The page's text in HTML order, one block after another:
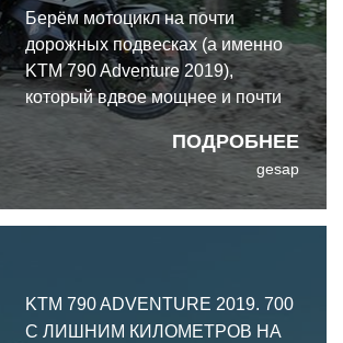
ПОДРОБНЕЕ
Берём мотоцикл на почти
дорожных подвесках (а именно
KTM 790 Adventure 2019),
который вдвое мощнее и почти
вдвое тяжелее
среднестатистического
внедорожного, и выпускаем на
кроссовую трассу. Казалось бы,
что может пойти не так? Для тех,
настоятельно
gesap
KTM 790 ADVENTURE 2019. 700
С ЛИШНИМ КИЛОМЕТРОВ НА